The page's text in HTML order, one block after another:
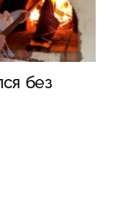
без